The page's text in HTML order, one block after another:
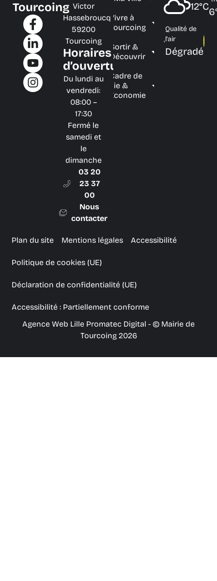
Tourcoing Victor
Hassebroucq
59200
Tourcoing
Horaires
d’ouverture
Du lundi au
vendredi:
08:00 –
17:30
Fermé le
samedi et
le
dimanche
03 20
23 37
00
Nous
contacter
Vivre à
Tourcoing
Sortir &
Découvrir
Cadre de
vie &
Économie
12°C
Qualité de
l'air
Dégradé
Plan du site Mentions légales Accessibilité
Politique de cookies (UE)
Déclaration de confidentialité (UE)
Accessibilité : Partiellement conforme
Agence Web Lille Promatec Digital - © Mairie de
Tourcoing 2026